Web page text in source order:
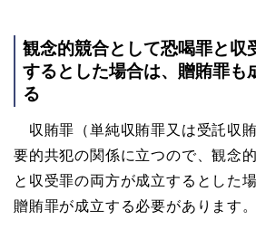
観念的競合として恐喝罪と収
するとした場合は、贈賄罪も
る
収賄罪（単純収賄罪又は受託収
要的共犯の関係に立つので、観念
と収受罪の両方が成立するとした
贈賄罪が成立する必要があります。